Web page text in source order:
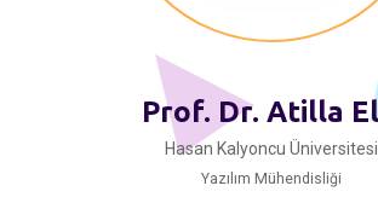
Prof. Dr. Atilla
Hasan Kalyoncu Üniversitesi
Yazılım Mühendisliği